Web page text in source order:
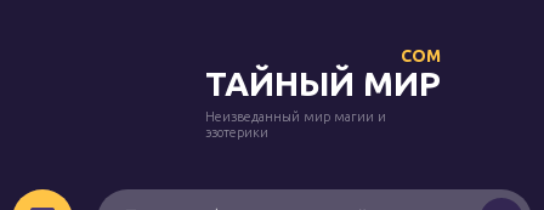
ТАЙНЫЙ МИР
COM
Неизведанный мир магии и
эзотерики